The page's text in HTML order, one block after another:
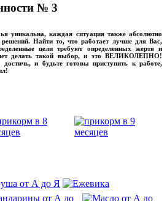
№ 3
уникальна, каждая ситуация также абсолютно
Найти то, что работает лучше для Вас,
цели требуют определенных жертв и
делать такой выбор, и это ВЕЛИКОЛЕПНО!
и будьте готовы приступить к работе,